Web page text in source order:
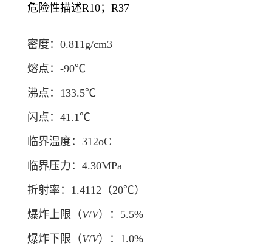
危险性描述R10；R37
密度：0.811g/cm3
熔点：-90℃
沸点：133.5℃
闪点：41.1℃
临界温度：312oC
临界压力：4.30MPa
折射率：1.4112（20℃）
爆炸上限（V/V）：5.5%
爆炸下限（V/V）：1.0%